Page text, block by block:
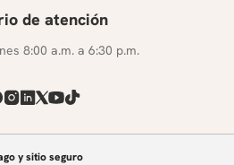
de atención
8:00 a.m. a 6:30 p.m.
y sitio seguro